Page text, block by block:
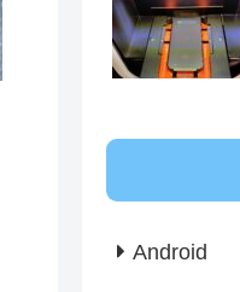
Android